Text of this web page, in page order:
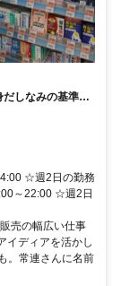
しなみの基準を
☆週2日の勤務
～22:00 ☆週2日
売の幅広い仕事
イディアを活かし
。常連さんに名前